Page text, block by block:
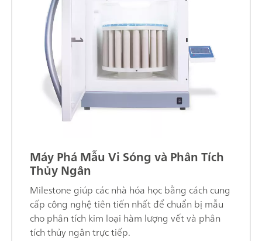
Máy Phá Mẫu Vi Sóng và Phân Tích
Thủy Ngân
Milestone giúp các nhà hóa học bằng cách cung
cấp công nghệ tiên tiến nhất để chuẩn bị mẫu
cho phân tích kim loại hàm lượng vết và phân
tích thủy ngân trực tiếp.